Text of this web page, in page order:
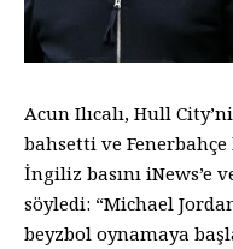
Acun Ilıcalı, Hull
bahsetti ve
İngiliz basını iNews’e
söyledi: “Michael
beyzbol oynamaya